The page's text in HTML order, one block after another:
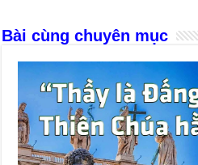
k
Bài cùng chuyên mục